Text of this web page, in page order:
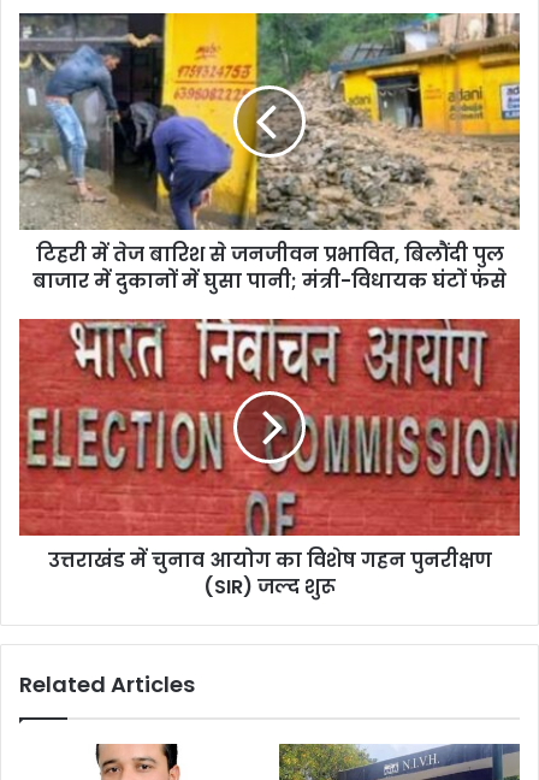
s
i
t
e
टिहरी में तेज बारिश से जनजीवन प्रभावित, बिलौंदी पुल
बाजार में दुकानों में घुसा पानी; मंत्री-विधायक घंटों फंसे
उत्तराखंड में चुनाव आयोग का विशेष गहन पुनरीक्षण
(SIR) जल्द शुरू
Related Articles